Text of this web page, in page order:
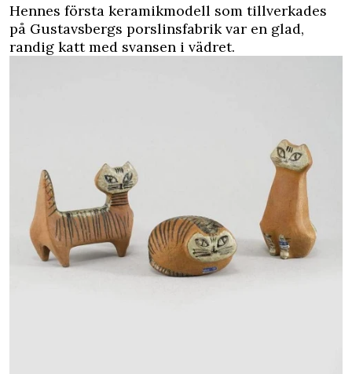
Hennes första keramikmodell som tillverkades
på Gustavsbergs porslinsfabrik var en glad,
randig katt med svansen i vädret.